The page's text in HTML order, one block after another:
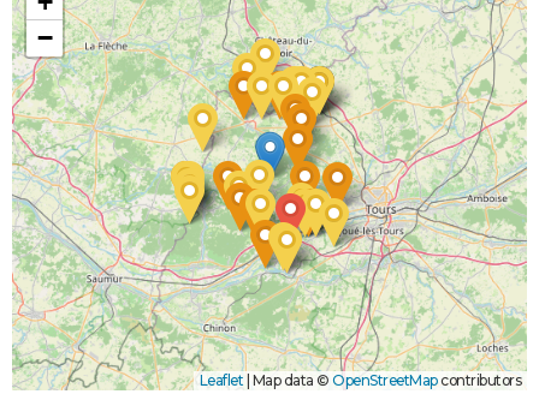
−
Leaflet Map data © OpenStreetMapcontributors